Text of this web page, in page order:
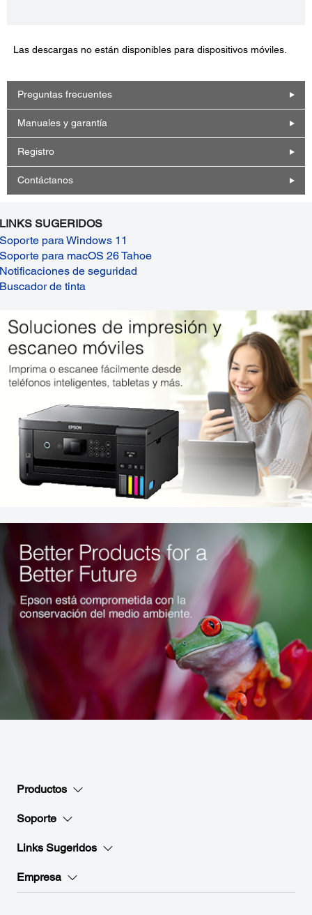
Las descargas no están disponibles para dispositivos móviles.
Preguntas frecuentes
Manuales y garantía
Registro
Contáctanos
LINKS SUGERIDOS
Soporte para Windows 11
Soporte para macOS 26 Tahoe
Notificaciones de seguridad
Buscador de tinta
Productos
Soporte
Links Sugeridos
Empresa